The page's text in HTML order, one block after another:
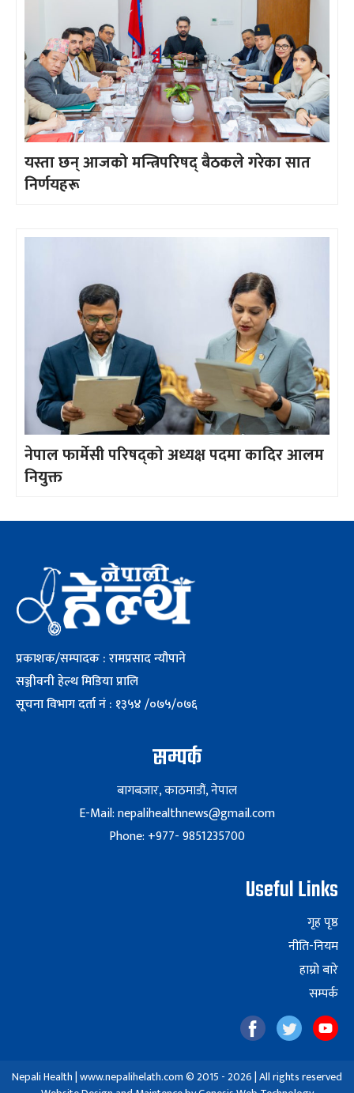
यस्ता छन् आजको मन्त्रिपरिषद् बैठकले गरेका सात
निर्णयहरू
नेपाल फार्मेसी परिषद्को अध्यक्ष पदमा कादिर आलम
नियुक्त
प्रकाशक/सम्पादक : रामप्रसाद न्यौपाने
सञ्जीवनी हेल्थ मिडिया प्रालि
सूचना विभाग दर्ता नं : १३५४ /०७५/०७६
सम्पर्क
बागबजार, काठमाडौं, नेपाल
E-Mail: nepalihealthnews@gmail.com
Phone: +977- 9851235700
Useful Links
गृह पृष्ठ
नीति-नियम
हाम्रो बारे
सम्पर्क
Nepali Health | www.nepalihelath.com © 2015 - 2026 | All rights reserved